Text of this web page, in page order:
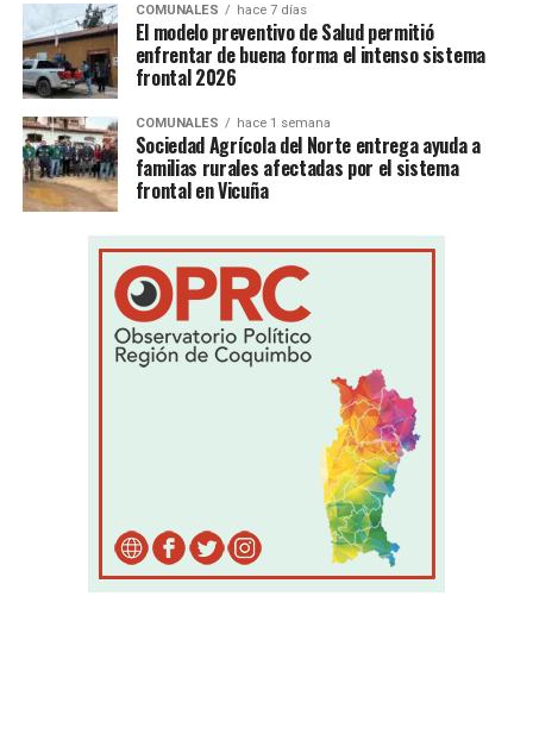
COMUNALES hace 7 días
El modelo preventivo de Salud permitió
enfrentar de buena forma el intenso sistema
frontal 2026
COMUNALES hace 1 semana
Sociedad Agrícola del Norte entrega ayuda a
familias rurales afectadas por el sistema
frontal en Vicuña